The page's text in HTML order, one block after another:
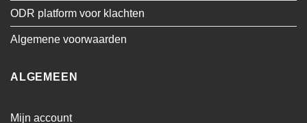
ODR platform voor klachten
Algemene voorwaarden
ALGEMEEN
Mijn account